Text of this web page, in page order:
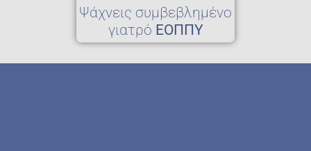
Ψάχνεις συμβεβλημένο
γιατρό ΕΟΠΠΥ